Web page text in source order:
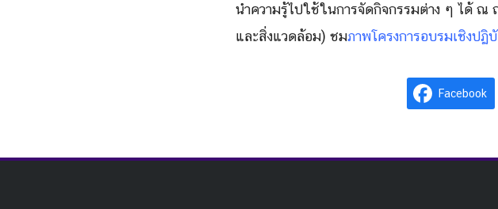
นำความรู้ไปใช้ในการจัดกิจกรรมต่าง ๆ ได้ ณ
และสิ่งแวดล้อม) ชมภาพโครงการอบรมเชิงปฏิ
Facebook